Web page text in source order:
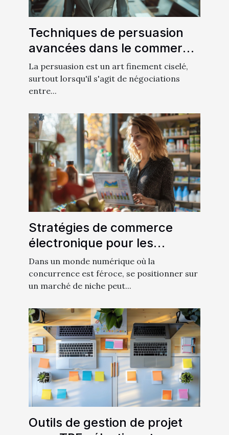
Techniques de persuasion
avancées dans le commerce
interentreprises
La persuasion est un art finement ciselé,
surtout lorsqu'il s'agit de négociations
entre...
Stratégies de commerce
électronique pour les
marchés de niche comment
se démarquer et réussir
Dans un monde numérique où la
concurrence est féroce, se positionner sur
un marché de niche peut...
Outils de gestion de projet